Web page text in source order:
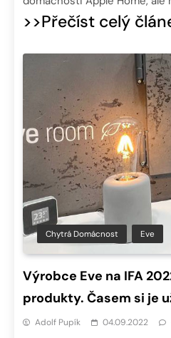
>>Přečíst celý
Chytrá Domácnost Eve
Výrobce Eve na IFA
produkty. Časem si je
Adolf Pupík 04.09.2022